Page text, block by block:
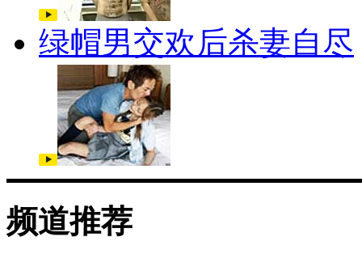
绿帽男交欢后杀妻自尽
频道推荐